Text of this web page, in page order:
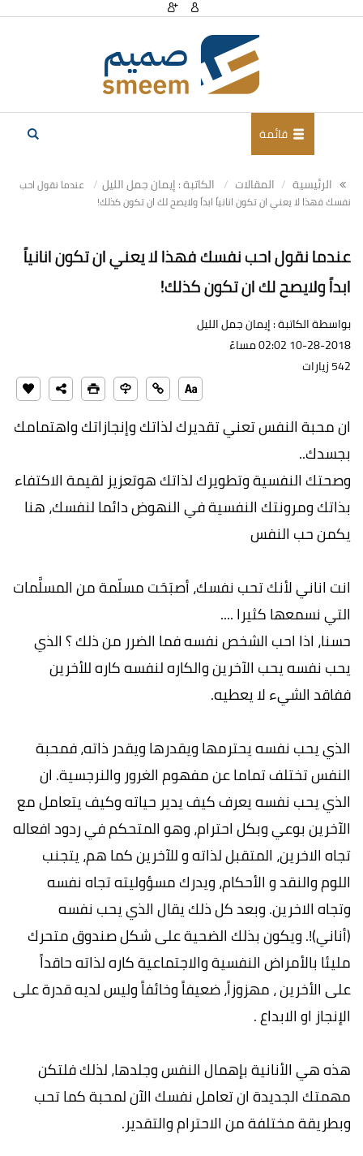
قائمة
الرئيسية المقالات الكاتبة : إيمان جمل الليل
عندما نقول احب
نفسك فهذا لا يعني ان تكون انانياً ابداً ولايصح لك ان تكون كذلك!
عندما نقول احب نفسك فهذا لا يعني ان تكون انانياً
ابداً ولايصح لك ان تكون كذلك!
بواسطة الكاتبة : إيمان جمل الليل
10-28-2018 02:02 مساءً
542 زيارات
ان محبة النفس تعني تقديرك لذاتك وإنجازاتك واهتمامك
بجسدك..
وصحتك النفسية وتطويرك لذاتك هوتعزيز لقيمة الاكتفاء
بذاتك ومرونتك النفسية في النهوض دائما لنفسك، هنا
يكمن حب النفس
انت اناني لأنك تحب نفسك، أصبَحَت مسلّمة من المسلَّمات
التي نسمعها كثيرا ....
حسنا، اذا احب الشخص نفسه فما الضرر من ذلك ؟ الذي
يحب نفسه يحب الآخرين والكاره لنفسه كاره للأخرين
ففاقد الشيء لا يعطيه.
الذي يحب نفسه يحترمها ويقدرها ويقدر ذاته، فمحبة
النفس تختلف تماما عن مفهوم الغرور والنرجسية. ان
الذي يحب نفسه يعرف كيف يدير حياته وكيف يتعامل مع
الآخرين بوعي وبكل احترام، وهو المتحكم في ردود افعاله
تجاه الاخرين، المتقبل لذاته و للآخرين كما هم، يتجنب
اللوم والنقد و الأحكام، ويدرك مسؤوليته تجاه نفسه
وتجاه الاخرين. وبعد كل ذلك يقال الذي يحب نفسه
(أناني)!. ويكون بذلك الضحية على شكل صندوق متحرك
مليئا بالأمراض النفسية والاجتماعية كاره لذاته حاقداً
على الأخرين ، مهزوزاً، ضعيفاً وخائفاً وليس لديه قدرة على
الإنجاز او الابداع .
هذه هي الأنانية بإهمال النفس وجلدها، لذلك فلتكن
مهمتك الجديدة ان تعامل نفسك الآن لمحبة كما تحب
وبطريقة مختلفة من الاحترام والتقدير.